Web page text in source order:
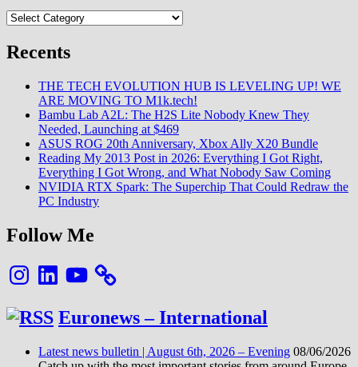
d’une
Le
Categories
Recents
THE TECH EVOLUTION HUB IS LEVELING UP! WE
ARE MOVING TO M1k.tech!
Bambu Lab A2L: The H2S Lite Nobody Knew They
Needed, Launching at $469
ASUS ROG 20th Anniversary, Xbox Ally X20 Bundle
Reading My 2013 Post in 2026: Everything I Got Right,
Everything I Got Wrong, and What Nobody Saw Coming
NVIDIA RTX Spark: The Superchip That Could Redraw the
PC Industry
Follow Me
InstagramLinkedInYouTube
Euronews – International
Latest news bulletin | August 6th, 2026 – Evening 08/06/2026